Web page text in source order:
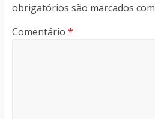
obrigatórios são marcados com
Comentário *